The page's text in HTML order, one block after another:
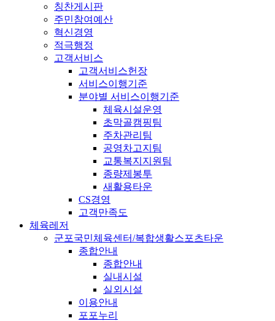
칭찬게시판
주민참여예산
혁신경영
적극행정
고객서비스
고객서비스헌장
서비스이행기준
분야별 서비스이행기준
체육시설운영
초막골캠핑팀
주차관리팀
공영차고지팀
교통복지지원팀
종량제봉투
새활용타운
CS경영
고객만족도
체육레저
군포국민체육센터/복합생활스포츠타운
종합안내
종합안내
실내시설
실외시설
이용안내
포포누리